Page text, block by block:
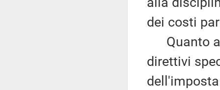
dei costi
Quanto
direttivi